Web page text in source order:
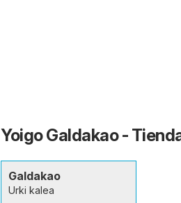
Yoigo Galdakao -
Galdakao
Urki kalea